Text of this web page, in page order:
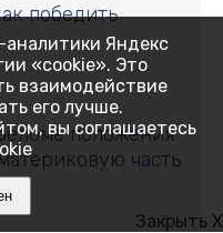
победить
положения
часть
Закрыть X
аналитики Яндекс
«cookie». Это
взаимодействие
его лучше.
вы соглашаетесь